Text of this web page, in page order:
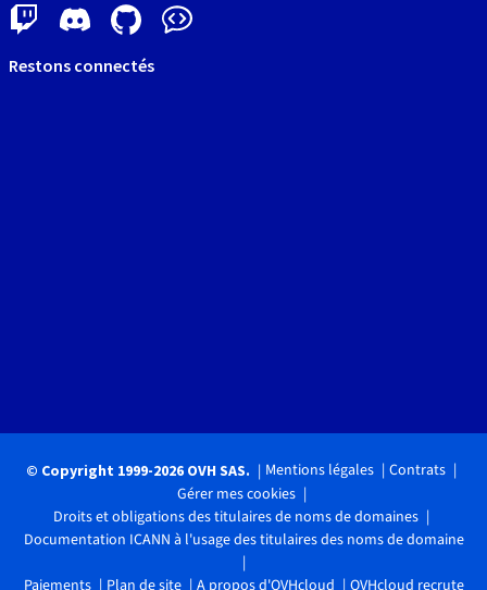
Restons connectés
© Copyright 1999-2026 OVH SAS. Mentions légales
Contrats
Gérer mes cookies
Droits et obligations des titulaires de noms de domaines
Documentation ICANN à l'usage des titulaires des noms de domaine
Paiements Plan de site A propos d'OVHcloud OVHcloud recrute